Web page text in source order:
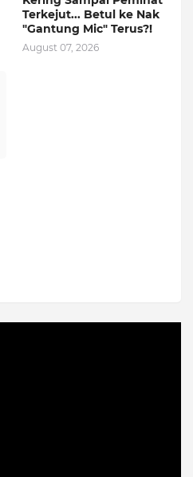
Terkejut... Betul ke Nak
"Gantung Mic" Terus?!
August 07, 2026